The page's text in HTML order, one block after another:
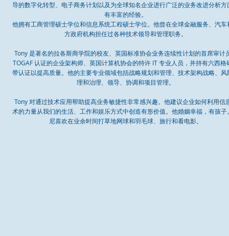
导的数字化转型、电子商务计划以及为全球知名企业进行广泛的业务改进分析方
有丰富的经验。
他拥有工商管理硕士学位和信息系统工程硕士学位。他曾在全球金融服务、汽车
方政府机构担任过各种技术领导和管理职务。
Tony 是著名的拉各斯商学院的校友、英国标准协会业务连续性计划的首席审计
TOGAF 认证的企业架构师、英国计算机协会的特许 IT 专业人员，并持有六西格
带认证以提高质量。他的主要专业领域包括战略规划和管理、技术架构战略、风
理和治理、领导、协调和项目管理。
Tony 对通过技术应用帮助提高业务敏捷性非常感兴趣。他建议企业如何利用信
术的力量从我们的生活、工作和娱乐方式中创造有形价值。他婚姻幸福，有孩子
尼喜欢在业余时间打草地网球和羽毛球、旅行和看电影。